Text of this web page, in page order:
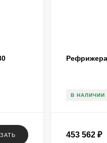
В НАЛИЧИИ
453 562 ₽